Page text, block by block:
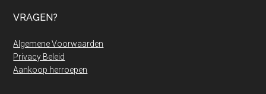
VRAGEN?
Algemene Voorwaarden
Privacy Beleid
Aankoop herroepen